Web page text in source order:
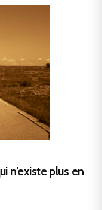
n’existe plus en